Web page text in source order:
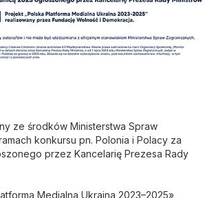
ze środków Ministerstwa Spraw
konkursu pn. Polonia i Polacy za
przez Kancelarię Prezesa Rady
Medialna Ukraina 2023–2025»